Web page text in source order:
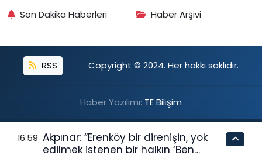
Son Dakika Haberleri Haber Arşivi
RSS Copyright © 2024. Her hakkı saklıdır.
Haber Yazılımı: TE Bilişim
16:59 Akpınar: “Erenköy bir direnişin, yok
edilmek istenen bir halkın ‘Ben